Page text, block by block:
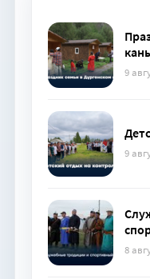
9
9
8